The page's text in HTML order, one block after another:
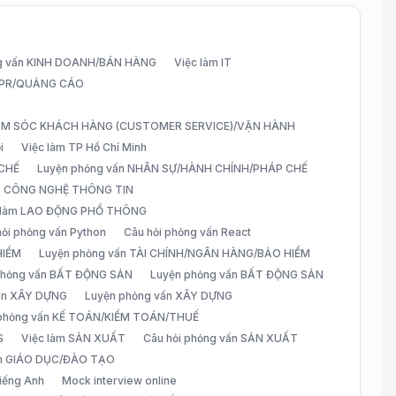
vấn KINH DOANH/BÁN HÀNG
Việc làm IT
QUẢNG CÁO
SÓC KHÁCH HÀNG (CUSTOMER SERVICE)/VẬN HÀNH
Việc làm TP Hồ Chí Minh
Luyện phỏng vấn NHÂN SỰ/HÀNH CHÍNH/PHÁP CHẾ
NGHỆ THÔNG TIN
LAO ĐỘNG PHỔ THÔNG
phỏng vấn Python
Câu hỏi phỏng vấn React
Luyện phỏng vấn TÀI CHÍNH/NGÂN HÀNG/BẢO HIỂM
vấn BẤT ĐỘNG SẢN
Luyện phỏng vấn BẤT ĐỘNG SẢN
XÂY DỰNG
Luyện phỏng vấn XÂY DỰNG
vấn KẾ TOÁN/KIỂM TOÁN/THUẾ
Việc làm SẢN XUẤT
Câu hỏi phỏng vấn SẢN XUẤT
GIÁO DỤC/ĐÀO TẠO
Anh
Mock interview online